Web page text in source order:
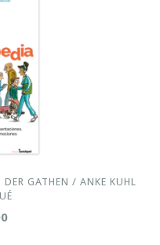
GATHEN / ANKE KUHL